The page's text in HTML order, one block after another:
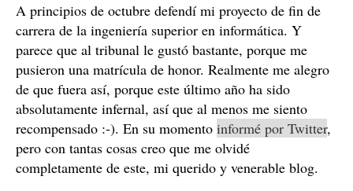
A principios de octubre defendí mi proyecto de fin de
carrera de la ingeniería superior en informática. Y
parece que al tribunal le gustó bastante, porque me
pusieron una matrícula de honor. Realmente me alegro
de que fuera así, porque este último año ha sido
absolutamente infernal, así que al menos me siento
recompensado :-). En su momento informé por Twitter,
pero con tantas cosas creo que me olvidé
completamente de este, mi querido y venerable blog.